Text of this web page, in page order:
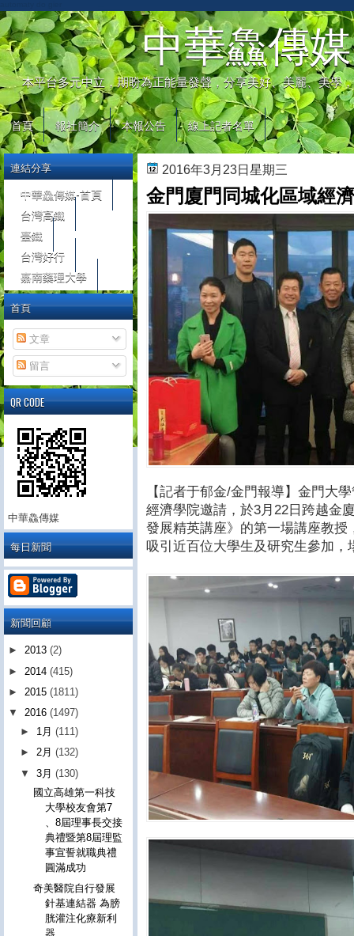
中華鱻傳媒
本平台多元中立，期盼為正能量發聲，分享美好、美麗、美學
首頁 報社簡介 本報公告 線上記者名單
2016年3月23日星期三
金門廈門同城化區域經
【記者于郁金/金門報導】金門大
經濟學院邀請，於3月22日跨越金
發展精英講座》的第一場講座教
吸引近百位大學生及研究生參加，
連結分享
中華鱻傳媒-首頁
台灣高鐵
臺鐵
台灣好行
嘉南藥理大學
首頁
文章
留言
QR CODE
中華鱻傳媒
每日新聞
新聞回顧
► 2013 (2)
► 2014 (415)
► 2015 (1811)
▼ 2016 (1497)
► 1月(111)
►2月(132)
▼3月(130)
國立高雄第一科技
大學校友會第7
、8屆理事長交接
典禮暨第8屆理監
事宣誓就職典禮
圓滿成功
奇美醫院自行發展
針基連結器 為膀
胱灌注化療新利
器